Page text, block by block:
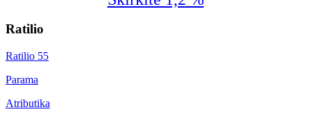
Ratilio
Ratilio 55
Parama
Atributika